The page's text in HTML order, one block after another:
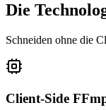
Die
Schneiden ohne die
Client-Side